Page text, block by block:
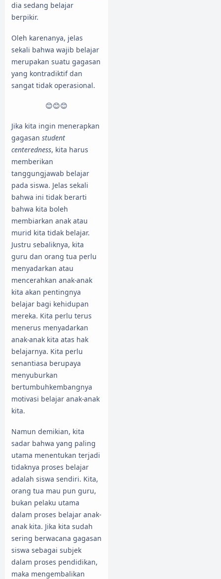
dia sedang belajar
berpikir.
Oleh karenanya, jelas
sekali bahwa wajib belajar
merupakan suatu gagasan
yang kontradiktif dan
sangat tidak operasional.
😊😊😊
Jika kita ingin menerapkan
gagasan student
centeredness, kita harus
memberikan
tanggungjawab belajar
pada siswa. Jelas sekali
bahwa ini tidak berarti
bahwa kita boleh
membiarkan anak atau
murid kita tidak belajar.
Justru sebaliknya, kita
guru dan orang tua perlu
menyadarkan atau
mencerahkan anak-anak
kita akan pentingnya
belajar bagi kehidupan
mereka. Kita perlu terus
menerus menyadarkan
anak-anak kita atas hak
belajarnya. Kita perlu
senantiasa berupaya
menyuburkan
bertumbuhkembangnya
motivasi belajar anak-anak
kita.
Namun demikian, kita
sadar bahwa yang paling
utama menentukan terjadi
tidaknya proses belajar
adalah siswa sendiri. Kita,
orang tua mau pun guru,
bukan pelaku utama
dalam proses belajar anak-
anak kita. Jika kita sudah
sering berwacana gagasan
siswa sebagai subjek
dalam proses pendidikan,
maka mengembalikan